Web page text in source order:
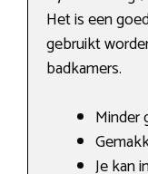
Het is een
gebruikt
badkamers.
Minder
Je kan